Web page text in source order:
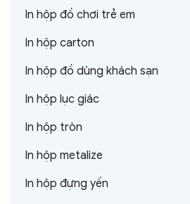
In hộp đồ chơi trẻ em
In hộp carton
In hộp đồ dùng khách sạn
In hộp lục giác
In hộp tròn
In hộp metalize
In hộp đựng yến